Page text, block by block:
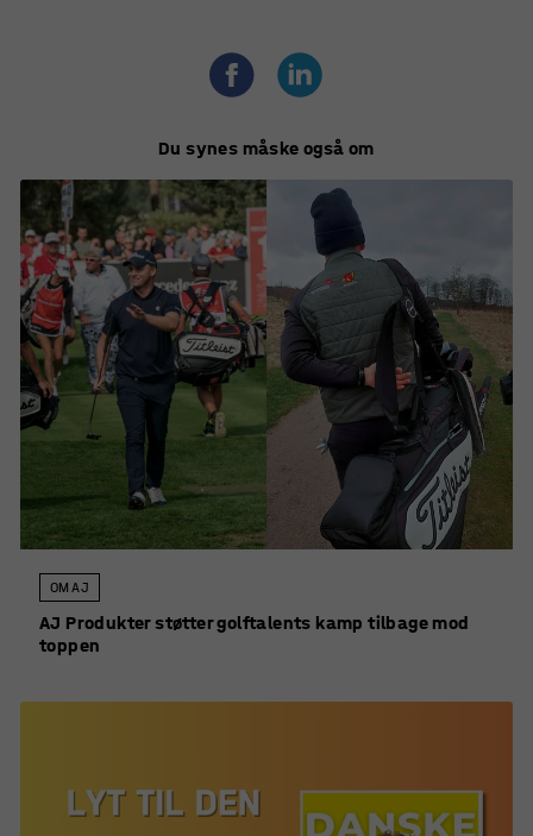
Du synes måske også om
OM AJ
AJ Produkter støtter golftalents kamp tilbage mod
toppen